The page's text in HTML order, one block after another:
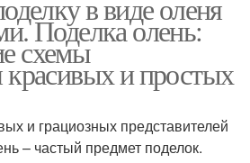
в виде оленя
Поделка олень:
схемы
красивых и простых
и грациозных представителей
– частый предмет поделок.